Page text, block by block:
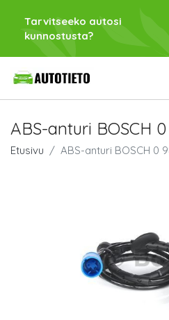
Tarvitseeko autosi
kunnostusta?
ABS-anturi BOSCH
Etusivu ABS-anturi BOSCH 0